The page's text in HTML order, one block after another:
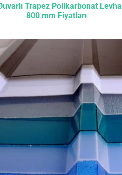
Trapez Polikarbonat Levha
800 mm Fiyatları